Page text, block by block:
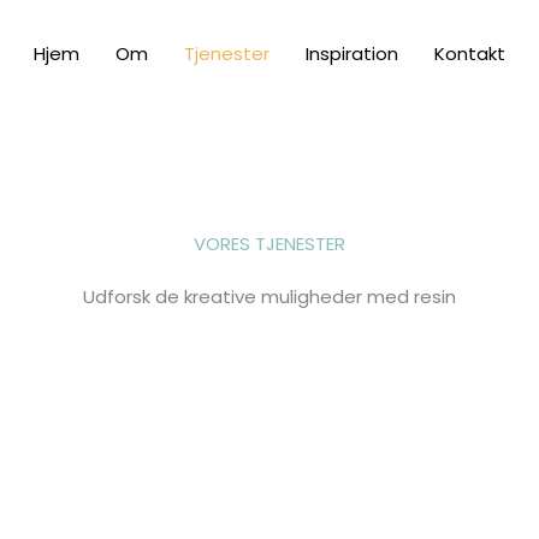
Hjem Om Tjenester Inspiration Kontakt
VORES TJENESTER
Udforsk de kreative muligheder med resin